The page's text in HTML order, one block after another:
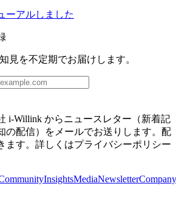
ーアルしました
見を不定期でお届けします。
i-Willink からニュースレター（新着記
の配信）をメールでお送りします。配
ます。詳しくはプライバシーポリシー
InsightsMediaNewsletterCompany